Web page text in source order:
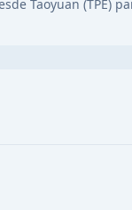
Taoyuan (TPE)